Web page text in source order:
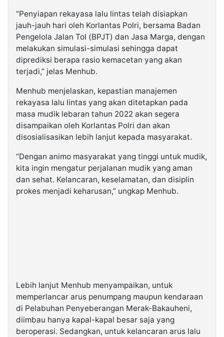
“Penyiapan rekayasa lalu lintas telah disiapkan
jauh-jauh hari oleh Korlantas Polri, bersama Badan
Pengelola Jalan Tol (BPJT) dan Jasa Marga, dengan
melakukan simulasi-simulasi sehingga dapat
diprediksi berapa rasio kemacetan yang akan
terjadi,” jelas Menhub.
Menhub menjelaskan, kepastian manajemen
rekayasa lalu lintas yang akan ditetapkan pada
masa mudik lebaran tahun 2022 akan segera
disampaikan oleh Korlantas Polri dan akan
disosialisasikan lebih lanjut kepada masyarakat.
“Dengan animo masyarakat yang tinggi untuk mudik,
kita ingin mengatur perjalanan mudik yang aman
dan sehat. Kelancaran, keselamatan, dan disiplin
prokes menjadi keharusan,” ungkap Menhub.
Lebih lanjut Menhub menyampaikan, untuk
memperlancar arus penumpang maupun kendaraan
di Pelabuhan Penyeberangan Merak-Bakauheni,
diimbau hanya kapal-kapal besar saja yang
beroperasi. Sedangkan, untuk kelancaran arus lalu